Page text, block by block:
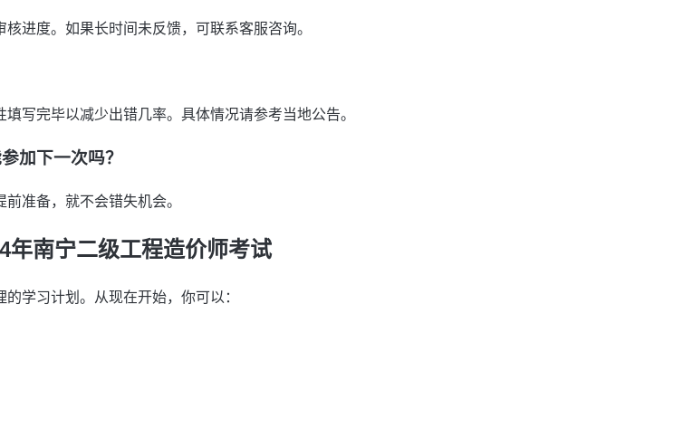
进度。如果长时间未反馈，可联系客服咨询。
写完毕以减少出错几率。具体情况请参考当地公告。
加下一次吗？
准备，就不会错失机会。
南宁二级工程造价师考试
学习计划。从现在开始，你可以：